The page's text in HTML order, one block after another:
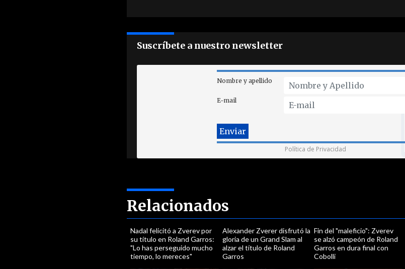
Suscríbete a nuestro newsletter
Nombre y apellido
E-mail
Política de Privacidad
Relacionados
Nadal felicitó a Zverev por
su título en Roland Garros:
"Lo has perseguido mucho
tiempo, lo mereces"
Alexander Zverer disfrutó la
gloria de un Grand Slam al
alzar el título de Roland
Garros
Fin del "maleficio": Zverev
se alzó campeón de Roland
Garros en dura final con
Cobolli